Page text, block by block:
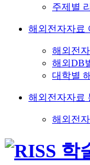
주제별
해외전자자료
해외전
해외DB
대학별
해외전자자료
해외전